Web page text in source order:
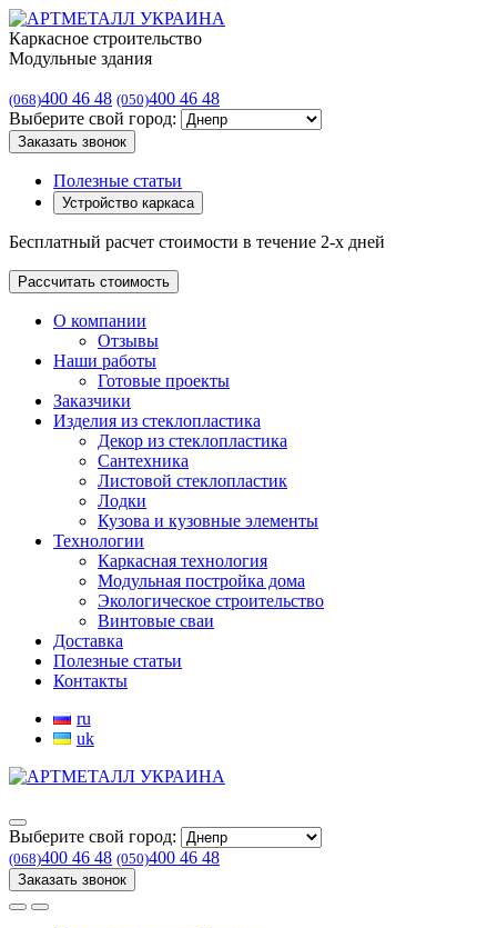
Каркасное строительство
Модульные здания
(068)400 46 48 (050)400 46 48
Выберите свой город:
Заказать звонок
Полезные статьи
Устройство каркаса
Бесплатный расчет стоимости в течение 2-х дней
Рассчитать стоимость
О компании
Отзывы
Наши работы
Готовые проекты
Заказчики
Изделия из стеклопластика
Декор из стеклопластика
Сантехника
Листовой стеклопластик
Лодки
Кузова и кузовные элементы
Технологии
Каркасная технология
Модульная постройка дома
Экологическое строительство
Винтовые сваи
Доставка
Полезные статьи
Контакты
ru
uk
Выберите свой город:
(068)400 46 48 (050)400 46 48
Заказать звонок